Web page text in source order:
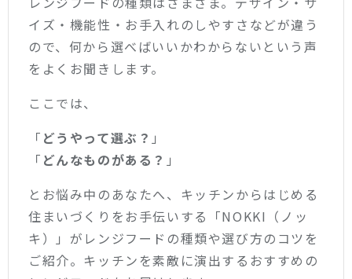
イズ・機能性・お手入れのしやすさなどが違う
ので、何から選べばいいかわからないという声
をよくお聞きします。
ここでは、
「 どうやって選ぶ？ 」
「 どんなものがある？ 」
とお悩み中のあなたへ、キッチンからはじめる
住まいづくりをお手伝いする「NOKKI（ノッ
キ）」がレンジフードの種類や選び方のコツを
ご紹介。キッチンを素敵に演出するおすすめの